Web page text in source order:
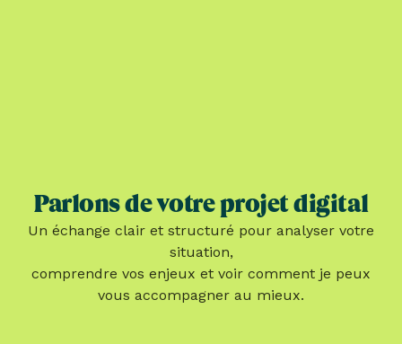
Parlons de votre projet digital
Un échange clair et structuré pour analyser votre
situation,
comprendre vos enjeux et voir comment je peux
vous accompagner au mieux.